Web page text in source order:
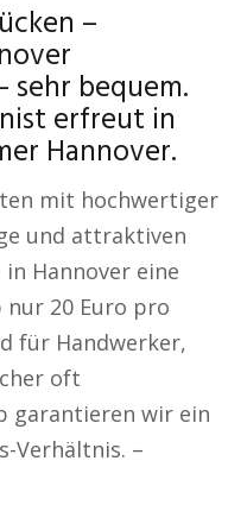
–
bequem.
erfreut in
Hannover.
mit hochwertiger
und attraktiven
Hannover eine
20 Euro pro
für Handwerker,
oft
garantieren wir ein
Verhältnis. –